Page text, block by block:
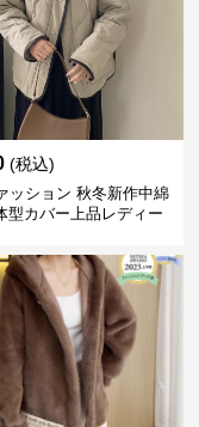
(税込)
ッション 秋冬新作中綿
型カバー上品レディー